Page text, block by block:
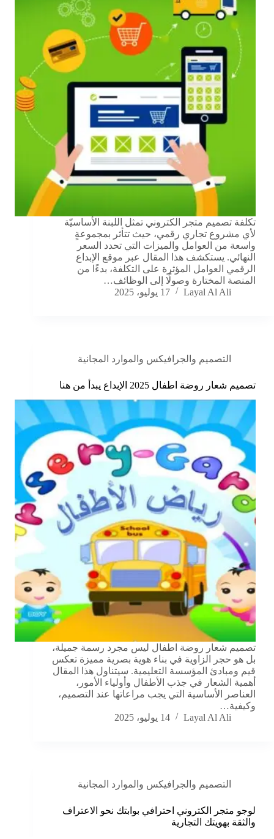
تكلفة تصميم متجر الكتروني تمثل اللبنة الأساسيّة
لأي مشروع تجاري رقمي، حيث تتأثر بمجموعةٍ
واسعة من العوامل والميزات التي تحدد السعر
النهائي. يستكشف هذا المقال عبر موقع الإبداع
الرقمي العوامل المؤثرة على التكلفة، بدءًا من
المنصة المختارة وصولًا إلى الوظائف…
Layal Al Ali
17 يوليو، 2025
التصميم والجرافيكس والموارد المجانية
تصميم شعار روضة اطفال 2025 الإبداع يبدأ من هنا
تصميم شعار روضة اطفال ليس مجرد رسمة جميلة،
بل هو حجر الزاوية في بناء هوية بصرية مميزة تعكس
قيم ومبادئ المؤسسة التعليمية. سيتناول هذا المقال
أهمية الشعار في جذب الأطفال وأولياء الأمور،
العناصر الأساسية التي يجب مراعاتها عند التصميم،
وكيفية…
Layal Al Ali
14 يوليو، 2025
التصميم والجرافيكس والموارد المجانية
لوجو متجر الكتروني احترافي بوابتك نحو الاعتراف
والثقة بهويتك التجارية